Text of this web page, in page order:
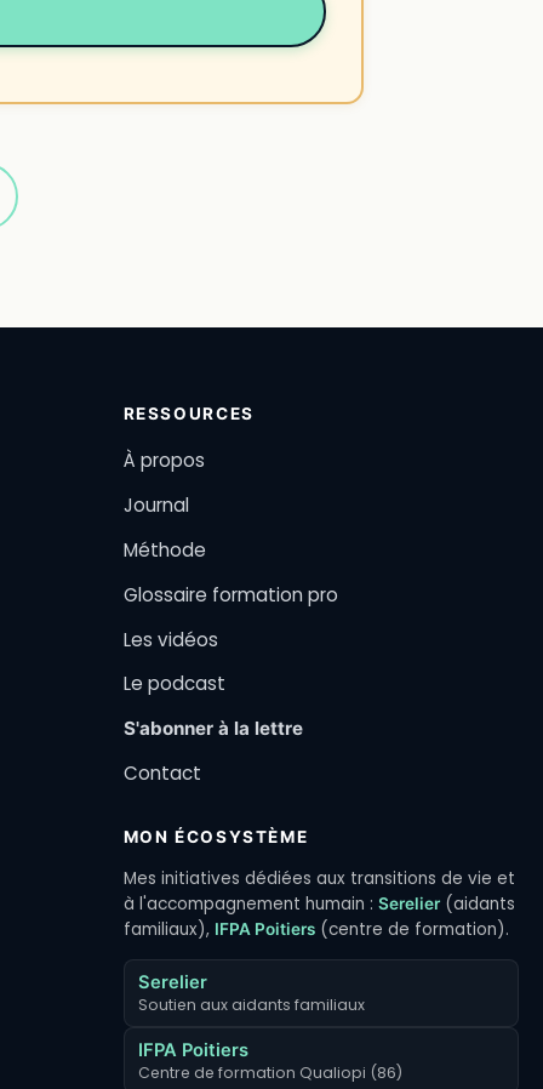
RESSOURCES
À propos
Journal
Méthode
Glossaire formation pro
Les vidéos
Le podcast
S'abonner à la lettre
Contact
MON ÉCOSYSTÈME
Mes initiatives dédiées aux transitions de vie et
à l'accompagnement humain : Serelier(aidants
familiaux), IFPA Poitiers(centre de formation).
Serelier
Soutien aux aidants familiaux
IFPA Poitiers
Centre de formation Qualiopi (86)